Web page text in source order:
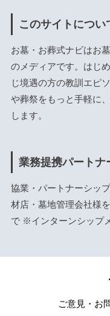
このサイトについ
お墓・お葬式ナビはお
のメディアです。はじ
じ境遇の方の教訓エピ
や葬祭をもっと手軽に
します。
業務提携パートナ
協業・パートナーシッ
材店・墓地管理会社様
で ※インターンシップ
ご意見・お